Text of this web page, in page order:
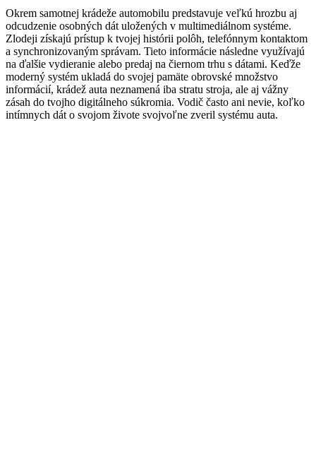
Okrem samotnej krádeže automobilu predstavuje veľkú hrozbu aj
odcudzenie osobných dát uložených v multimediálnom systéme.
Zlodeji získajú prístup k tvojej histórii polôh, telefónnym kontaktom
a synchronizovaným správam. Tieto informácie následne využívajú
na ďalšie vydieranie alebo predaj na čiernom trhu s dátami. Keďže
moderný systém ukladá do svojej pamäte obrovské množstvo
informácií, krádež auta neznamená iba stratu stroja, ale aj vážny
zásah do tvojho digitálneho súkromia. Vodič často ani nevie, koľko
intímnych dát o svojom živote svojvoľne zveril systému auta.